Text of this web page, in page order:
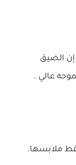
الضيق
عالي .
ملابسها.